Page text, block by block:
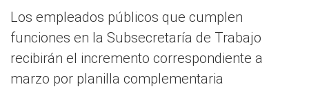
Los empleados públicos que cumplen
funciones en la Subsecretaría de Trabajo
recibirán el incremento correspondiente a
marzo por planilla complementaria